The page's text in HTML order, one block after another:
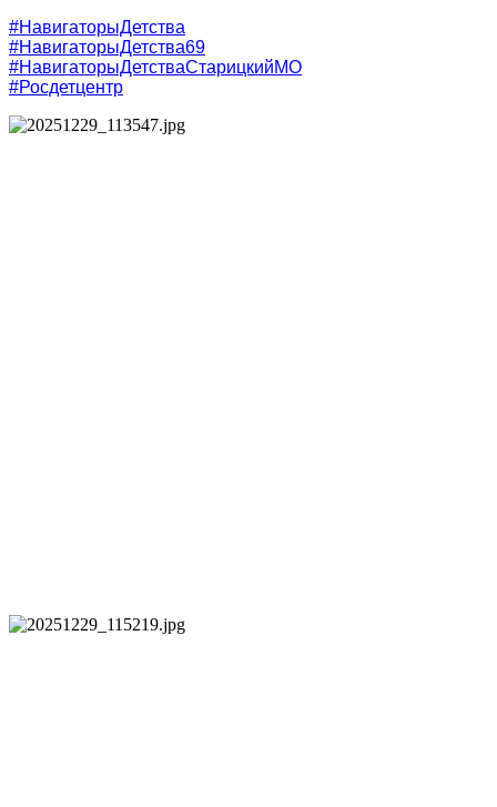
#НавигаторыДетства
#НавигаторыДетства69
#НавигаторыДетстваСтарицкийМО
#Росдетцентр